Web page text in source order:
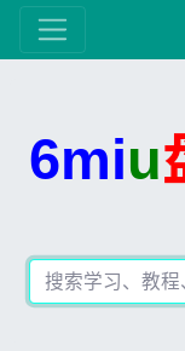
6miu